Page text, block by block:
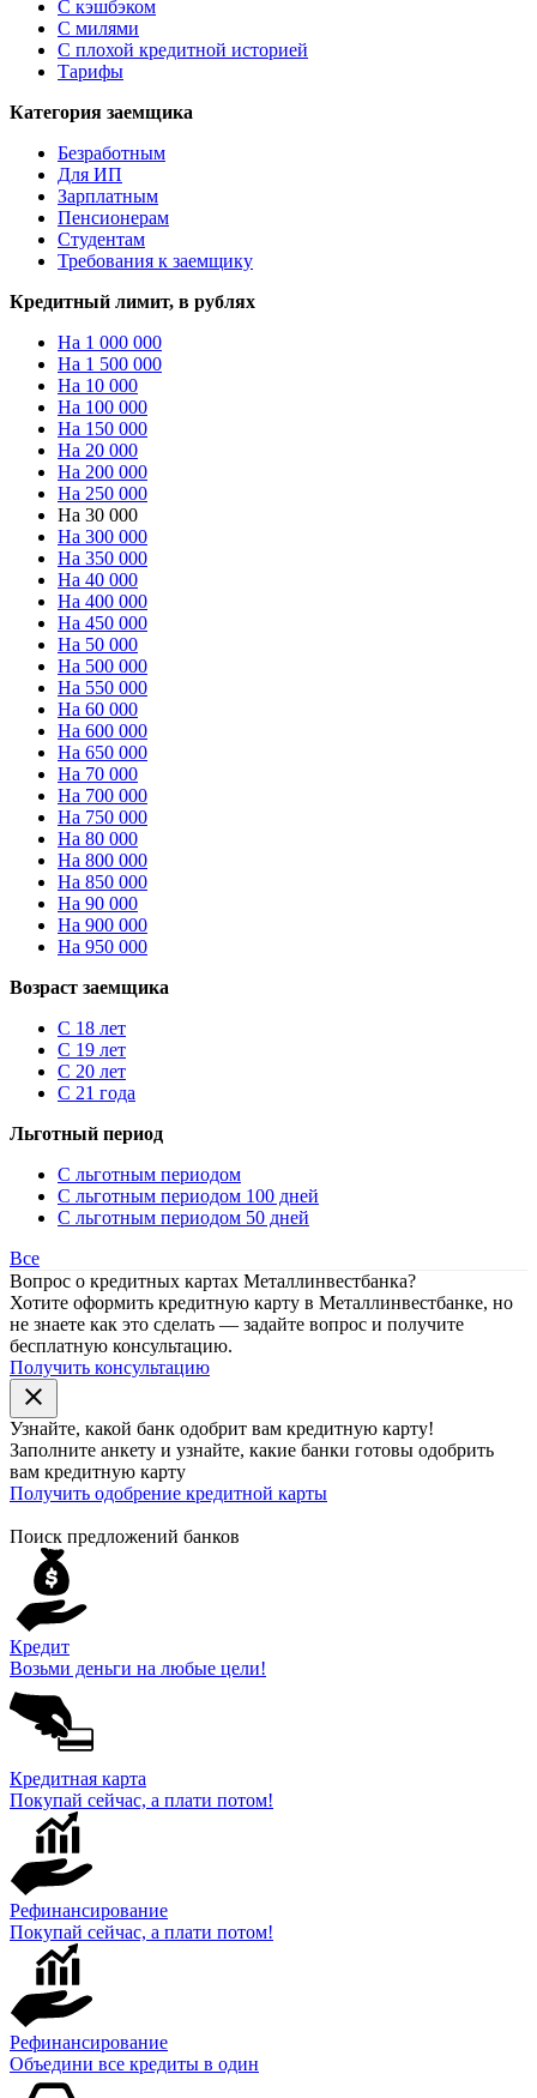
С кэшбэком
С милями
С плохой кредитной историей
Тарифы
Категория заемщика
Безработным
Для ИП
Зарплатным
Пенсионерам
Студентам
Требования к заемщику
Кредитный лимит, в рублях
На 1 000 000
На 1 500 000
На 10 000
На 100 000
На 150 000
На 20 000
На 200 000
На 250 000
На 30 000
На 300 000
На 350 000
На 40 000
На 400 000
На 450 000
На 50 000
На 500 000
На 550 000
На 60 000
На 600 000
На 650 000
На 70 000
На 700 000
На 750 000
На 80 000
На 800 000
На 850 000
На 90 000
На 900 000
На 950 000
Возраст заемщика
С 18 лет
С 19 лет
С 20 лет
С 21 года
Льготный период
С льготным периодом
С льготным периодом 100 дней
С льготным периодом 50 дней
Все
Вопрос о кредитных картах Металлинвестбанка?
Хотите оформить кредитную карту в Металлинвестбанке, но
не знаете как это сделать — задайте вопрос и получите
бесплатную консультацию.
Получить консультацию
close
Узнайте, какой банк одобрит вам кредитную карту!
Заполните анкету и узнайте, какие банки готовы одобрить
вам кредитную карту
Получить одобрение кредитной карты
Поиск предложений банков
Кредит
Возьми деньги на любые цели!
Кредитная карта
Покупай сейчас, а плати потом!
Рефинансирование
Покупай сейчас, а плати потом!
Рефинансирование
Объедини все кредиты в один